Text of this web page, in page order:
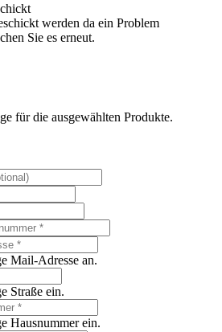
werden da ein Problem
Sie es erneut.
für die ausgewählten Produkte.
Mail-Adresse an.
Straße ein.
Hausnummer ein.